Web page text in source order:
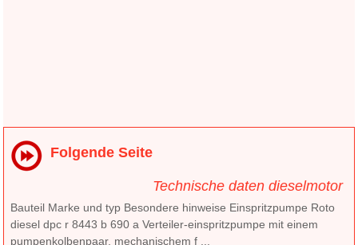
Folgende Seite
Technische daten dieselmotor
Bauteil Marke und typ Besondere hinweise Einspritzpumpe Roto
diesel dpc r 8443 b 690 a Verteiler-einspritzpumpe mit einem
pumpenkolbenpaar, mechanischem f ...